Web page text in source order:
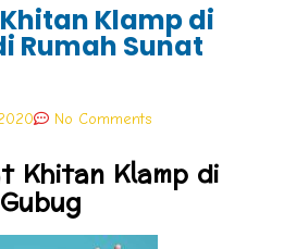
Klamp di
Rumah Sunat
No Comments
Khitan Klamp di
Gubug